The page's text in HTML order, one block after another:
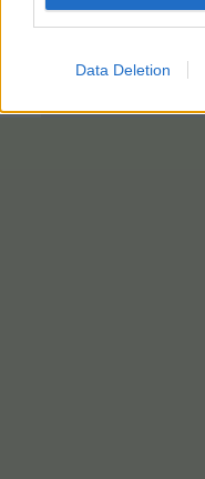
Data Deletion